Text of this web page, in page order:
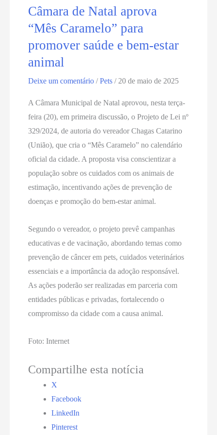
Câmara de Natal aprova
“Mês Caramelo” para
promover saúde e bem-estar
animal
Deixe um comentário /Pets / 20 de maio de 2025
A Câmara Municipal de Natal aprovou, nesta terça-
feira (20), em primeira discussão, o Projeto de Lei nº
329/2024, de autoria do vereador Chagas Catarino
(União), que cria o “Mês Caramelo” no calendário
oficial da cidade. A proposta visa conscientizar a
população sobre os cuidados com os animais de
estimação, incentivando ações de prevenção de
doenças e promoção do bem-estar animal.
Segundo o vereador, o projeto prevê campanhas
educativas e de vacinação, abordando temas como
prevenção de câncer em pets, cuidados veterinários
essenciais e a importância da adoção responsável.
As ações poderão ser realizadas em parceria com
entidades públicas e privadas, fortalecendo o
compromisso da cidade com a causa animal.
Foto: Internet
Compartilhe esta notícia
X
Facebook
LinkedIn
Pinterest